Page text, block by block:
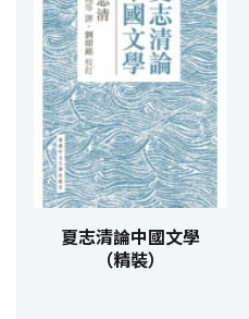
夏志清論中國文學
（精裝）